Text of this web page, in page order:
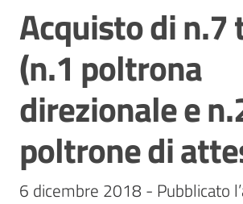
Stazioni
appaltanti
Contatti
Salta al contenuto
Acquisto di
(n.1 poltrona
direzionale e
poltrone di
6 dicembre 2018 - Pubblicato